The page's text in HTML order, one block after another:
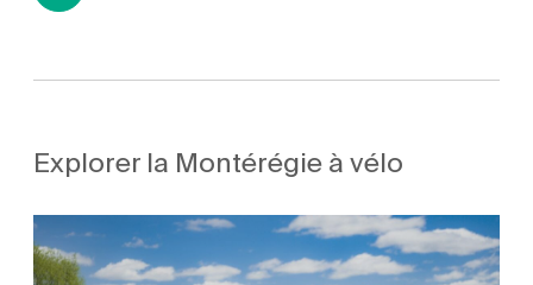
Explorer la Montérégie à vélo